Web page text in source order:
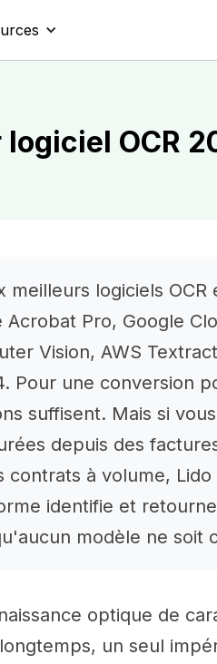
OCR
meilleurs logiciels
Acrobat Pro, Google
Vision, AWS
Pour une conversion
suffisent. Mais si
depuis des
contrats à volume,
identifie et
modèle ne soit
optique de
un seul